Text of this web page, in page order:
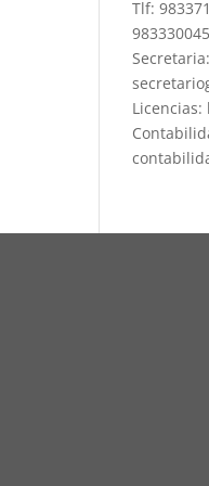
Tlf:
983330045
Secretaria:
Licencias: